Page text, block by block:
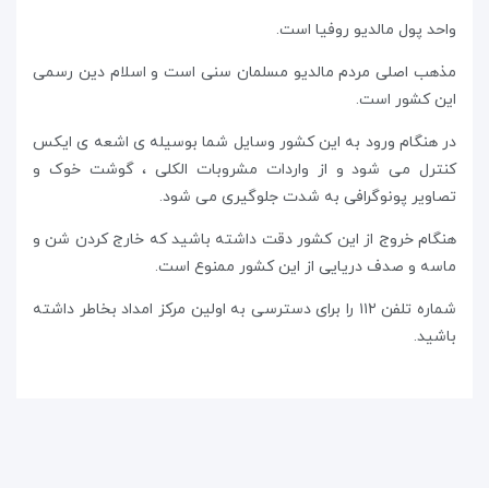
واحد پول مالدیو روفیا است.
مذهب اصلی مردم مالدیو مسلمان سنی است و اسلام دین رسمی
این کشور است.
در هنگام ورود به این کشور وسایل شما بوسیله ی اشعه ی ایکس
کنترل می شود و از واردات مشروبات الکلی ، گوشت خوک و
تصاویر پونوگرافی به شدت جلوگیری می شود.
هنگام خروج از این کشور دقت داشته باشید که خارج کردن شن و
ماسه و صدف دریایی از این کشور ممنوع است.
شماره تلفن ۱۱۲ را برای دسترسی به اولین مرکز امداد بخاطر داشته
باشید.